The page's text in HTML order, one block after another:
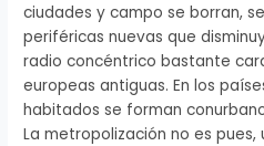
ciudades y campo se borran,
periféricas nuevas que
radio concéntrico bastante
europeas antiguas. En los
habitados se forman
La metropolización no es